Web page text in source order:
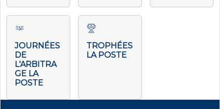
JOURNÉES
DE
L'ARBITRA
GE LA
POSTE
TROPHÉES
LA POSTE